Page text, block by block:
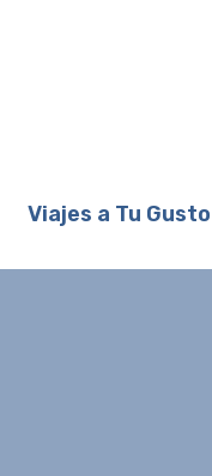
Viajes a Tu Gusto